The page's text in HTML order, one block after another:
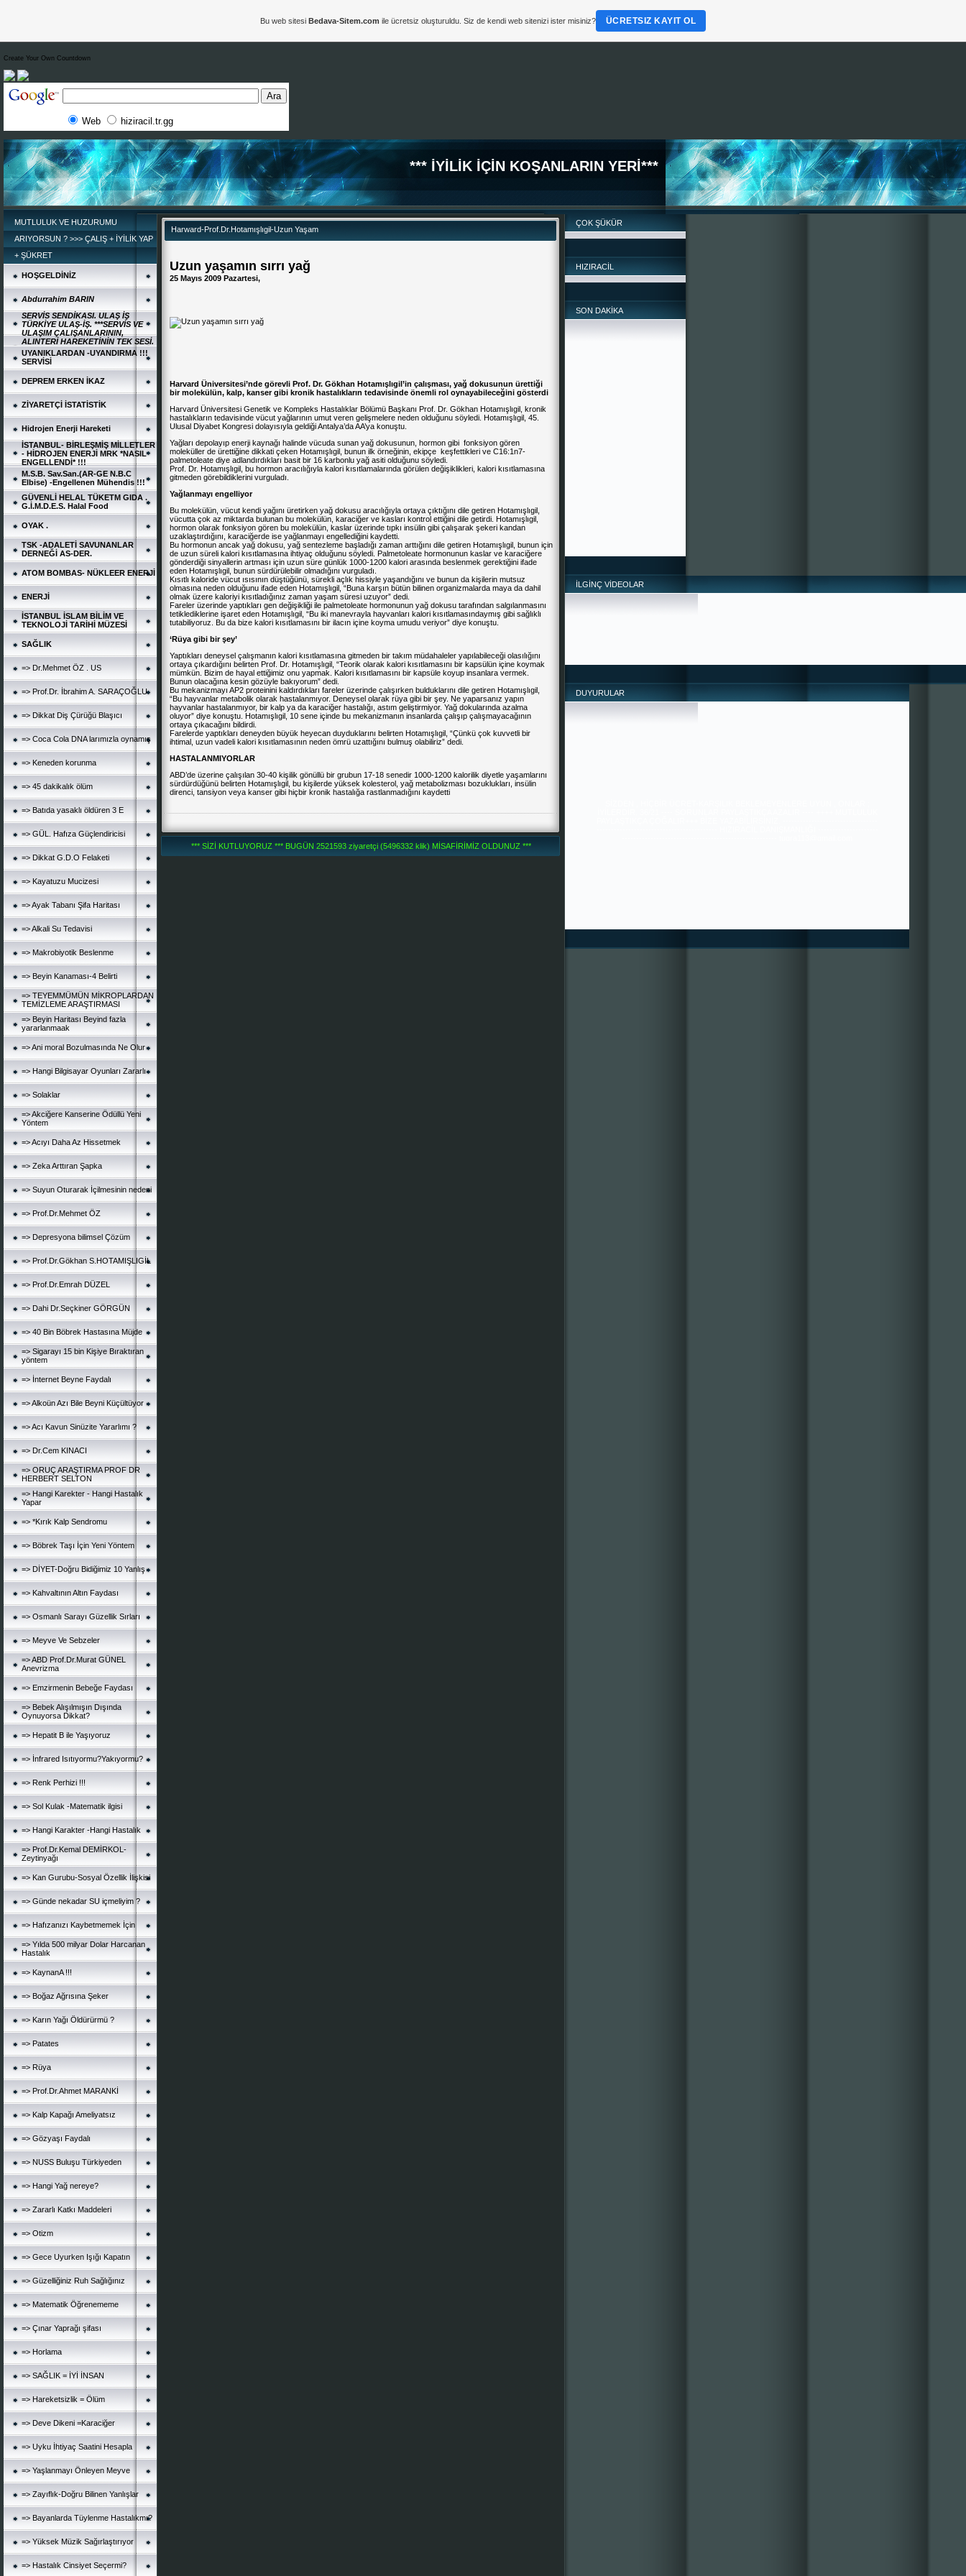
Create Your Own Countdown
Web hiziracil.tr.gg
*** İYİLİK İÇİN KOŞANLARIN YERİ***
MUTLULUK VE HUZURUMU
ARIYORSUN ? >>> ÇALIŞ + İYİLİK YAP
+ ŞÜKRET
HOŞGELDİNİZ
Abdurrahim BARIN
SERVİS SENDİKASI. ULAŞ İŞ
TÜRKİYE ULAŞ-İŞ. ***SERVİS VE
ULAŞIM ÇALIŞANLARININ,
ALINTERİ HAREKETİNİN TEK SESİ.
UYANIKLARDAN -UYANDIRMA !!!
SERVİSİ
DEPREM ERKEN İKAZ
ZİYARETÇİ İSTATİSTİK
Hidrojen Enerji Hareketi
İSTANBUL- BİRLEŞMİŞ MİLLETLER
- HİDROJEN ENERJİ MRK *NASIL
ENGELLENDİ* !!!
M.S.B. Sav.San.(AR-GE N.B.C
Elbise) -Engellenen Mühendis !!!
GÜVENLİ HELAL TÜKETM GIDA .
G.İ.M.D.E.S. Halal Food
OYAK .
TSK -ADALETİ SAVUNANLAR
DERNEĞİ AS-DER.
ATOM BOMBAS- NÜKLEER ENERJİ
ENERJİ
İSTANBUL İSLAM BİLİM VE
TEKNOLOJİ TARİHİ MÜZESİ
SAĞLIK
=> Dr.Mehmet ÖZ . US
=> Prof.Dr. İbrahim A. SARAÇOĞLU
=> Dikkat Diş Çürüğü Blaşıcı
=> Coca Cola DNA larımızla oynamış
=> Keneden korunma
=> 45 dakikalık ölüm
=> Batıda yasaklı öldüren 3 E
=> GÜL. Hafıza Güçlendiricisi
=> Dikkat G.D.O Felaketi
=> Kayatuzu Mucizesi
=> Ayak Tabanı Şifa Haritası
=> Alkali Su Tedavisi
=> Makrobiyotik Beslenme
=> Beyin Kanaması-4 Belirti
=> TEYEMMÜMÜN MİKROPLARDAN
TEMİZLEME ARAŞTIRMASI
=> Beyin Haritası Beyind fazla
yararlanmaak
=> Ani moral Bozulmasında Ne Olur
=> Hangi Bilgisayar Oyunları Zararlı
=> Solaklar
=> Akciğere Kanserine Ödüllü Yeni
Yöntem
=> Acıyı Daha Az Hissetmek
=> Zeka Arttıran Şapka
=> Suyun Oturarak İçilmesinin nedeni
=> Prof.Dr.Mehmet ÖZ
=> Depresyona bilimsel Çözüm
=> Prof.Dr.Gökhan S.HOTAMIŞLIGİL
=> Prof.Dr.Emrah DÜZEL
=> Dahi Dr.Seçkiner GÖRGÜN
=> 40 Bin Böbrek Hastasına Müjde
=> Sigarayı 15 bin Kişiye Bıraktıran
yöntem
=> İnternet Beyne Faydalı
=> Alkoün Azı Bile Beyni Küçültüyor
=> Acı Kavun Sinüzite Yararlımı ?
=> Dr.Cem KINACI
=> ORUÇ ARAŞTIRMA PROF DR
HERBERT SELTON
=> Hangi Karekter - Hangi Hastalık
Yapar
=> *Kırık Kalp Sendromu
=> Böbrek Taşı İçin Yeni Yöntem
=> DİYET-Doğru Bidiğimiz 10 Yanlış
=> Kahvaltının Altın Faydası
=> Osmanlı Sarayı Güzellik Sırları
=> Meyve Ve Sebzeler
=> ABD Prof.Dr.Murat GÜNEL
Anevrizma
=> Emzirmenin Bebeğe Faydası
=> Bebek Alışılmışın Dışında
Oynuyorsa Dikkat?
=> Hepatit B ile Yaşıyoruz
=> İnfrared Isıtıyormu?Yakıyormu?
=> Renk Perhizi !!!
=> Sol Kulak -Matematik ilgisi
=> Hangi Karakter -Hangi Hastalık
=> Prof.Dr.Kemal DEMİRKOL-
Zeytinyağı
=> Kan Gurubu-Sosyal Özellik İlişkisi
=> Günde nekadar SU içmeliyim ?
=> Hafızanızı Kaybetmemek İçin
=> Yılda 500 milyar Dolar Harcanan
Hastalık
=> KaynanA !!!
=> Boğaz Ağrısına Şeker
=> Karın Yağı Öldürürmü ?
=> Patates
=> Rüya
=> Prof.Dr.Ahmet MARANKİ
=> Kalp Kapağı Ameliyatsız
=> Gözyaşı Faydalı
=> NUSS Buluşu Türkiyeden
=> Hangi Yağ nereye?
=> Zararlı Katkı Maddeleri
=> Otizm
=> Gece Uyurken Işığı Kapatın
=> Güzelliğiniz Ruh Sağlığınız
=> Matematik Öğrenememe
=> Çınar Yaprağı şifası
=> Horlama
=> SAĞLIK = İYİ İNSAN
=> Hareketsizlik = Ölüm
=> Deve Dikeni =Karaciğer
=> Uyku İhtiyaç Saatini Hesapla
=> Yaşlanmayı Önleyen Meyve
=> Zayıflık-Doğru Bilinen Yanlışlar
=> Bayanlarda Tüylenme Hastalıkmı?
=> Yüksek Müzik Sağırlaştırıyor
=> Hastalık Cinsiyet Seçermi?
Harward-Prof.Dr.Hotamışlıgil-Uzun Yaşam
Uzun yaşamın sırrı yağ
25 Mayıs 2009 Pazartesi,
Harvard Üniversitesi’nde görevli Prof. Dr. Gökhan Hotamışlıgil’in çalışması, yağ dokusunun ürettiği
bir molekülün, kalp, kanser gibi kronik hastalıkların tedavisinde önemli rol oynayabileceğini gösterdi
Harvard Üniversitesi Genetik ve Kompleks Hastalıklar Bölümü Başkanı Prof. Dr. Gökhan Hotamışlıgil, kronik
hastalıkların tedavisinde vücut yağlarının umut veren gelişmelere neden olduğunu söyledi. Hotamışlıgil, 45.
Ulusal Diyabet Kongresi dolayısıyla geldiği Antalya’da AA’ya konuştu.
Yağları depolayıp enerji kaynağı halinde vücuda sunan yağ dokusunun, hormon gibi fonksiyon gören
moleküller de ürettiğine dikkati çeken Hotamışlıgil, bunun ilk örneğinin, ekipçe keşfettikleri ve C16:1n7-
palmetoleate diye adlandırdıkları basit bir 16 karbonlu yağ asiti olduğunu söyledi.
Prof. Dr. Hotamışlıgil, bu hormon aracılığıyla kalori kısıtlamalarında görülen değişiklikleri, kalori kısıtlamasına
gitmeden görebildiklerini vurguladı.
Yağlanmayı engelliyor
Bu molekülün, vücut kendi yağını üretirken yağ dokusu aracılığıyla ortaya çıktığını dile getiren Hotamışlıgil,
vücutta çok az miktarda bulunan bu molekülün, karaciğer ve kasları kontrol ettiğini dile getirdi. Hotamışlıgil,
hormon olarak fonksiyon gören bu molekülün, kaslar üzerinde tıpkı insülin gibi çalışarak şekeri kandan
uzaklaştırdığını, karaciğerde ise yağlanmayı engellediğini kaydetti.
Bu hormonun ancak yağ dokusu, yağ sentezleme başladığı zaman arttığını dile getiren Hotamışlıgil, bunun için
de uzun süreli kalori kısıtlamasına ihtiyaç olduğunu söyledi. Palmetoleate hormonunun kaslar ve karaciğere
gönderdiği sinyallerin artması için uzun süre günlük 1000-1200 kalori arasında beslenmek gerektiğini ifade
eden Hotamışlıgil, bunun sürdürülebilir olmadığını vurguladı.
Kısıtlı kaloride vücut ısısının düştüğünü, sürekli açlık hissiyle yaşandığını ve bunun da kişilerin mutsuz
olmasına neden olduğunu ifade eden Hotamışlıgil, “Buna karşın bütün bilinen organizmalarda maya da dahil
olmak üzere kaloriyi kısıtladığınız zaman yaşam süresi uzuyor” dedi.
Fareler üzerinde yaptıkları gen değişikliği ile palmetoleate hormonunun yağ dokusu tarafından salgılanmasını
tetiklediklerine işaret eden Hotamışlıgil, “Bu iki manevrayla hayvanları kalori kısıtlamasındaymış gibi sağlıklı
tutabiliyoruz. Bu da bize kalori kısıtlamasını bir ilacın içine koyma umudu veriyor” diye konuştu.
‘Rüya gibi bir şey’
Yaptıkları deneysel çalışmanın kalori kısıtlamasına gitmeden bir takım müdahaleler yapılabileceği olasılığını
ortaya çıkardığını belirten Prof. Dr. Hotamışlıgil, “Teorik olarak kalori kısıtlamasını bir kapsülün içine koymak
mümkün. Bizim de hayal ettiğimiz onu yapmak. Kalori kısıtlamasını bir kapsüle koyup insanlara vermek.
Bunun olacağına kesin gözüyle bakıyorum” dedi.
Bu mekanizmayı AP2 proteinini kaldırdıkları fareler üzerinde çalışırken bulduklarını dile getiren Hotamışlıgil,
“Bu hayvanlar metabolik olarak hastalanmıyor. Deneysel olarak rüya gibi bir şey. Ne yaparsanız yapın
hayvanlar hastalanmıyor, bir kalp ya da karaciğer hastalığı, astım geliştirmiyor. Yağ dokularında azalma
oluyor” diye konuştu. Hotamışlıgil, 10 sene içinde bu mekanizmanın insanlarda çalışıp çalışmayacağının
ortaya çıkacağını bildirdi.
Farelerde yaptıkları deneyden büyük heyecan duyduklarını belirten Hotamışlıgil, “Çünkü çok kuvvetli bir
ihtimal, uzun vadeli kalori kısıtlamasının neden ömrü uzattığını bulmuş olabiliriz” dedi.
HASTALANMIYORLAR
ABD’de üzerine çalışılan 30-40 kişilik gönüllü bir grubun 17-18 senedir 1000-1200 kalorilik diyetle yaşamlarını
sürdürdüğünü belirten Hotamışlıgil, bu kişilerde yüksek kolesterol, yağ metabolizması bozuklukları, insülin
direnci, tansiyon veya kanser gibi hiçbir kronik hastalığa rastlanmadığını kaydetti
*** SİZİ KUTLUYORUZ *** BUGÜN 2521593 ziyaretçi (5496332 klik) MİSAFİRİMİZ OLDUNUZ ***
ÇOK ŞÜKÜR
HIZIRACİL
SON DAKİKA
İLGİNÇ VİDEOLAR
DUYURULAR
Bu web sitesi Bedava-Sitem.com ile ücretsiz oluşturuldu. Siz de kendi web sitenizi ister misiniz? ÜCRETSIZ KAYIT OL